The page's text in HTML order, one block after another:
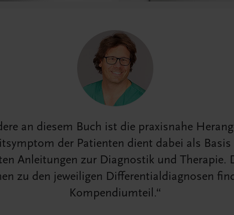
an diesem Buch ist die praxisnahe
der Patienten dient dabei als
Anleitungen zur Diagnostik und Therapie.
zu den jeweiligen Differentialdiagnosen
Kompendiumteil.